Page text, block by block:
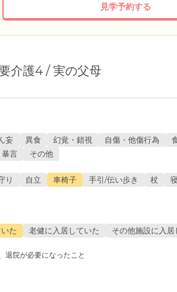
見学予約する
介護4 / 実の父母
妄 異食 幻覚・錯視 自傷・他傷行為
暴言 その他
り 自立 車椅子 手引/伝い歩き 杖
た 老健に入居していた その他施設に入居
退院が必要になったこと